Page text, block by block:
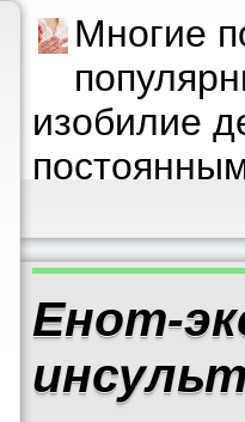
Многие
изобилие
Енот-